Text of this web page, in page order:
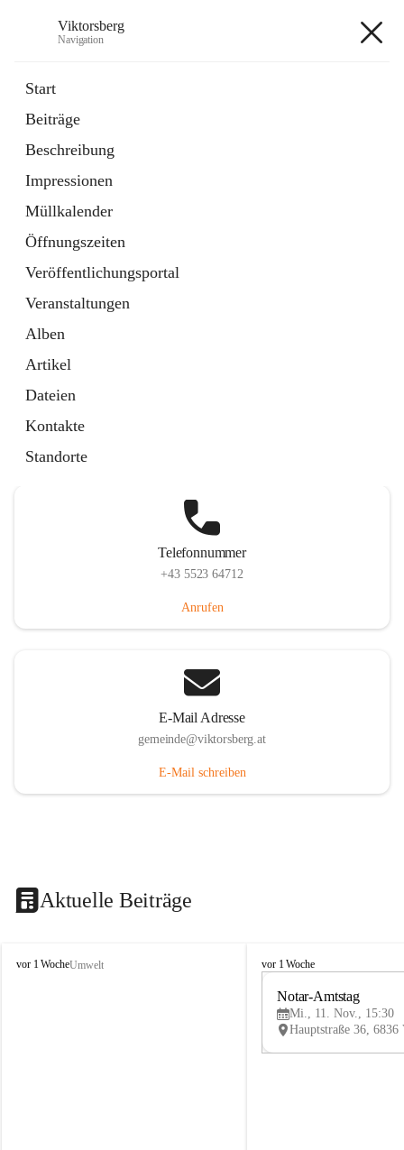
Viktorsberg
Navigation
Start
Beiträge
Beschreibung
Impressionen
Müllkalender
Öffnungszeiten
Veröffentlichungsportal
Veranstaltungen
Alben
Artikel
Dateien
Kontakte
Standorte
1 Schnellzugriff
Bürgerservice
10 Schnellzugriffe
Telefonnummer
+43 5523 64712
Anrufen
E-Mail Adresse
gemeinde@viktorsberg.at
E-Mail schreiben
Aktuelle Beiträge
V
vor 1 WocheUmwelt
V
vor 1 Woche
Notar-Amtstag
Mi., 11. Nov., 15:30